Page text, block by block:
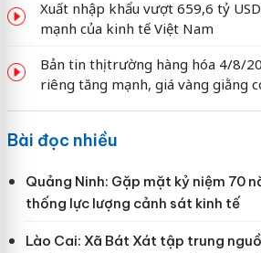
Xuất nhập khẩu vượt 659,6 tỷ
mạnh của kinh tế Việt Nam
Bản tin thị trường hàng hóa 4/8/
riêng tăng mạnh, giá vàng giằng
Bài đọc nhiều
Quảng Ninh: Gặp mặt kỷ niệm 70
thống lực lượng cảnh sát kinh tế
Lào Cai: Xã Bát Xát tập trung